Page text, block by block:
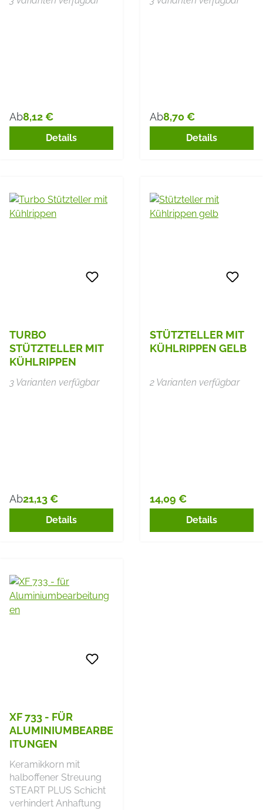
Regulärer Preis:
Ab8,12 €
Details
Regulärer Preis:
Ab8,70 €
Details
TURBO
STÜTZTELLER MIT
KÜHLRIPPEN
3 Varianten verfügbar
Regulärer Preis:
Ab21,13 €
Details
STÜTZTELLER MIT
KÜHLRIPPEN GELB
2 Varianten verfügbar
Regulärer Preis:
14,09 €
Details
XF 733 - FÜR
ALUMINIUMBEARBE
ITUNGEN
Keramikkorn mit
halboffener Streuung
STEART PLUS Schicht
verhindert Anhaftung